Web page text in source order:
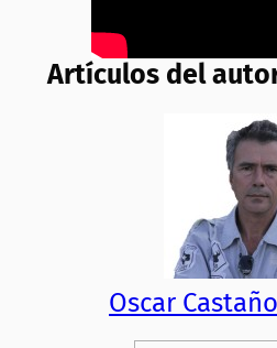
Artículos del
Oscar